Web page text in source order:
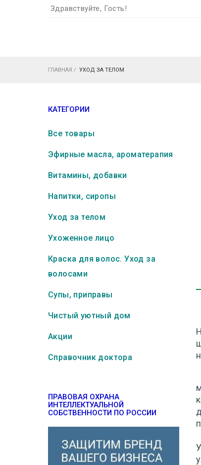
Здравствуйте, Гость!
ГЛАВНАЯ / УХОД ЗА ТЕЛОМ
КАТЕГОРИИ
Все товары
Эфирные масла, ароматерапия
Витамины, добавки
Напитки, сиропы
Уход за телом
Ухоженное лицо
Краска для волос. Уход за
волосами
Супы, приправы
Чистый уютный дом
Акции
Справочник доктора
ПРАВОВАЯ ОХРАНА
ИНТЕЛЛЕКТУАЛЬНОЙ
СОБСТВЕННОСТИ ПО РОССИИ